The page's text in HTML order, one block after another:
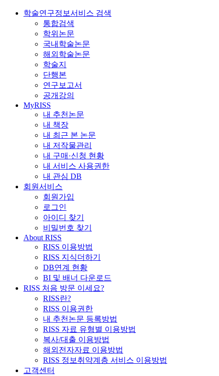
학술연구정보서비스 검색
통합검색
학위논문
국내학술논문
해외학술논문
학술지
단행본
연구보고서
공개강의
MyRISS
내 추천논문
내 책장
내 최근 본 논문
내 저작물관리
내 구매·신청 현황
내 서비스 사용권한
내 관심 DB
회원서비스
회원가입
로그인
아이디 찾기
비밀번호 찾기
About RISS
RISS 이용방법
RISS 지식더하기
DB연계 현황
BI 및 배너 다운로드
RISS 처음 방문 이세요?
RISS란?
RISS 이용권한
내 추천논문 등록방법
RISS 자료 유형별 이용방법
복사/대출 이용방법
해외전자자료 이용방법
RISS 정보취약계층 서비스 이용방법
고객센터